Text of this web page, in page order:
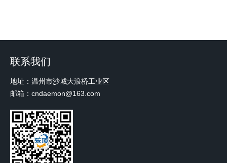
联系我们
地址：温州市沙城大浪桥工业区
邮箱：cndaemon@163.com